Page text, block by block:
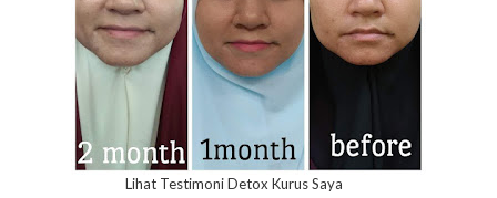
Lihat Testimoni Detox Kurus Saya